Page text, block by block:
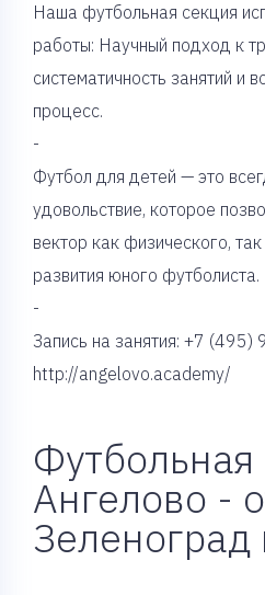
Наша футбольная секция
работы: Научный подход к
систематичность занятий и
процесс.
-
Футбол для детей — это
удовольствие, которое
вектор как физического,
развития юного футболиста.
-
Запись на занятия: +7 (495)
http://angelovo.academy/
Ангелово -
Зеленоград